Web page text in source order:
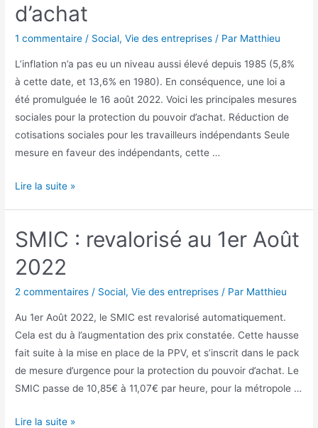
d’achat
1 commentaire / Social,Vie des entreprises / Par Matthieu
L’inflation n’a pas eu un niveau aussi élevé depuis 1985 (5,8%
à cette date, et 13,6% en 1980). En conséquence, une loi a
été promulguée le 16 août 2022. Voici les principales mesures
sociales pour la protection du pouvoir d’achat. Réduction de
cotisations sociales pour les travailleurs indépendants Seule
mesure en faveur des indépendants, cette …
Les
pour
protection
du
Lire la suite »
SMIC : revalorisé au 1er Août
2022
2 commentaires / Social,Vie des entreprises / Par Matthieu
Au 1er Août 2022, le SMIC est revalorisé automatiquement.
Cela est du à l’augmentation des prix constatée. Cette hausse
fait suite à la mise en place de la PPV, et s’inscrit dans le pack
de mesure d’urgence pour la protection du pouvoir d’achat. Le
SMIC passe de 10,85€ à 11,07€ par heure, pour la métropole …
SMIC
Lire la suite »